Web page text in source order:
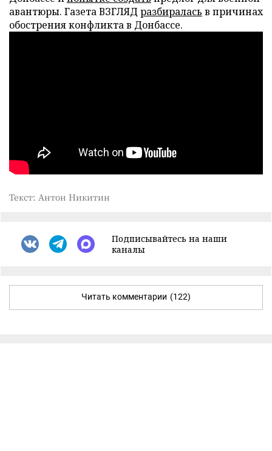
авантюры. Газета ВЗГЛЯД разбиралась в причинах
обострения конфликта в Донбассе.
Текст: Антон Никитин
Подписывайтесь на наши
каналы
Читать комментарии (122)